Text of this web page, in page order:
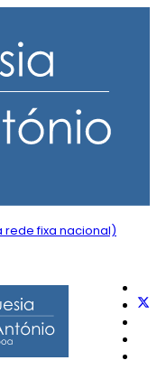
rede fixa nacional)